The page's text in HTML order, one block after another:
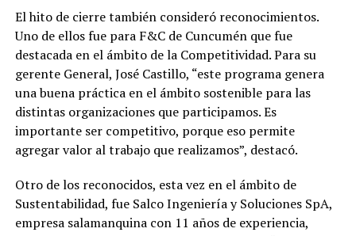
El hito de cierre también consideró reconocimientos.
Uno de ellos fue para F&C de Cuncumén que fue
destacada en el ámbito de la Competitividad. Para su
gerente General, José Castillo, “este programa genera
una buena práctica en el ámbito sostenible para las
distintas organizaciones que participamos. Es
importante ser competitivo, porque eso permite
agregar valor al trabajo que realizamos”, destacó.
Otro de los reconocidos, esta vez en el ámbito de
Sustentabilidad, fue Salco Ingeniería y Soluciones SpA,
empresa salamanquina con 11 años de experiencia,